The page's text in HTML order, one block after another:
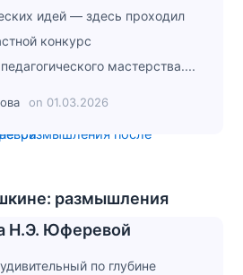
идей — здесь проходил
конкурс
мастерства....
on 01.03.2026
Н.Э. Юферевой
размышления
Н.Э. Юферевой
по глубине